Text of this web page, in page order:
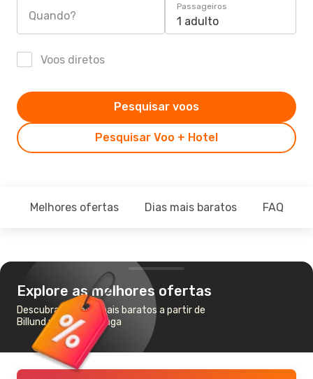
Quando?
Passageiros
1 adulto
Voos diretos
Pesquisar Voo + Hotel
Pesquisar voos
Melhores ofertas Dias mais baratos FAQ
Explore as melhores ofertas
Descubra os voos mais baratos a partir de
Billund para Copenhaga